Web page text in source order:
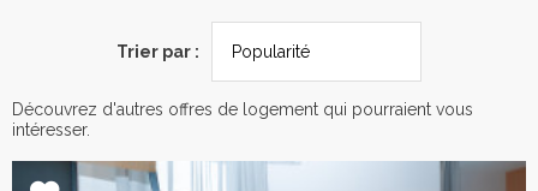
Trier par :
Découvrez d'autres offres de logement qui pourraient vous
intéresser.